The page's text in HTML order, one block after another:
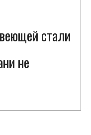
стали
не